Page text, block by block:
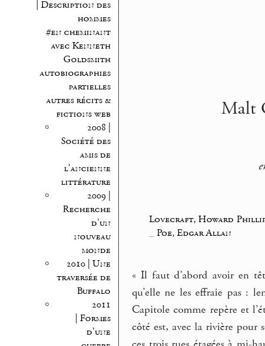
| Description des
hommes
#en cheminant
avec Kenneth
Goldsmith
autobiographies
partielles
autres récits &
fictions web
2008 |
Société des
amis de
l’ancienne
littérature
2009 |
Recherche
d’un
nouveau
monde
2010 | Une
traversée de
Buffalo
2011
| Formes
d’une
Malt
Lovecraft, Howard
Poe, Edgar Allan
« Il faut d’abord avoir en
qu’elle ne les effraie pas :
Capitole comme repère et
côté est, avec la rivière pour